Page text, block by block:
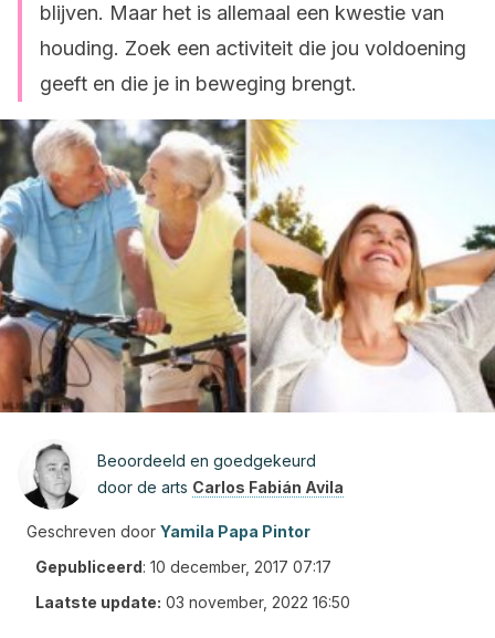
blijven. Maar het is allemaal een kwestie van
houding. Zoek een activiteit die jou voldoening
geeft en die je in beweging brengt.
Beoordeeld en goedgekeurd
door de arts Carlos Fabián Avila
Geschreven door Yamila Papa Pintor
Gepubliceerd: 10 december, 2017 07:17
Laatste update: 03 november, 2022 16:50